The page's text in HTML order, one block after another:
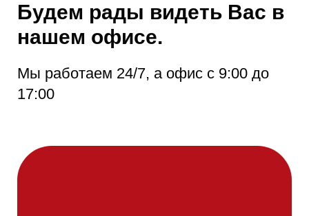
Будем рады видеть Вас в
нашем офисе.
Мы работаем 24/7, а офис с 9:00 до
17:00